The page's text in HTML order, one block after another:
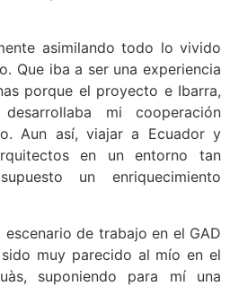
asimilando todo lo vivido
Que iba a ser una experiencia
porque el proyecto e Ibarra,
mi cooperación
Aun así, viajar a Ecuador y
en un entorno tan
un enriquecimiento
de trabajo en el GAD
muy parecido al mío en el
suponiendo para mí una